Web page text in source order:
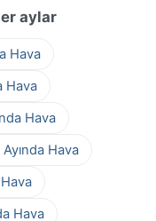
aylar
Hava
Hava
Hava
Hava
Hava